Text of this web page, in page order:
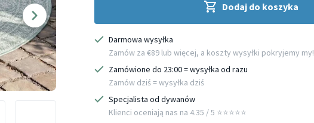
Dodaj do koszyka
Darmowa wysyłka
Zamów za €89 lub więcej, a koszty wysyłki pokryjemy my!
Zamówione do 23:00 = wysyłka od razu
Zamów dziś = wysyłka dziś
Specjalista od dywanów
Klienci oceniają nas na 4.35 / 5 ⭐️⭐️⭐️⭐️⭐️